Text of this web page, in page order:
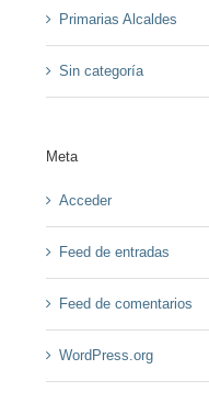
Primarias Alcaldes
Sin categoría
Meta
Acceder
Feed de entradas
Feed de comentarios
WordPress.org